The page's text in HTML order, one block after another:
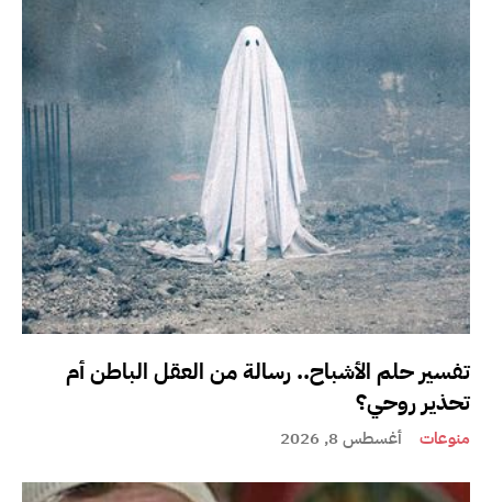
تفسير حلم الأشباح.. رسالة من العقل الباطن أم
تحذير روحي؟
منوعات أغسطس 8, 2026